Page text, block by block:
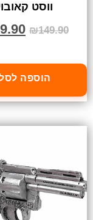
ווסט
₪149.90
הוספה